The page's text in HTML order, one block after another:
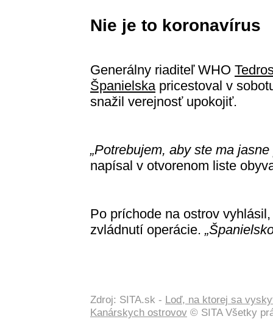
Nie je to koronavírus
Generálny riaditeľ WHO
Španielskapricestoval v
snažil verejnosť upokojiť.
„Potrebujem, aby ste ma
napísal v otvorenom liste
Po príchode na ostrov
zvládnutí operácie.
Zdroj: SITA.sk - Loď, na ktorej sa
Kanárskych ostrovov © SITA Všetky